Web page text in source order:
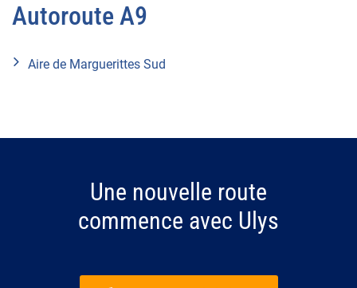
Autoroute A9
Aire de Marguerittes Sud
Une nouvelle route
commence avec Ulys